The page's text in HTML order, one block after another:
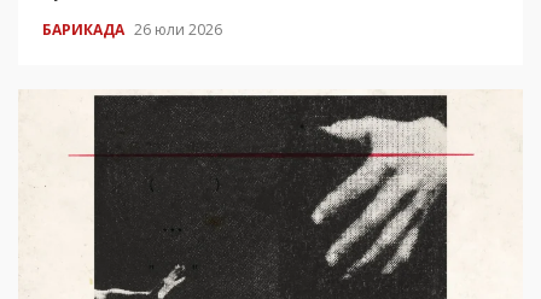
БАРИКАДА 26 юли 2026